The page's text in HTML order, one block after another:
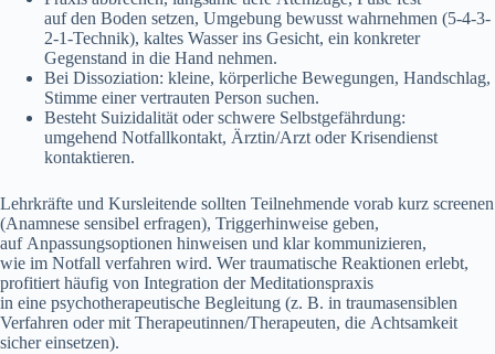
a‬uf d‬en Boden setzen, Umgebung bewusst wahrnehmen (5-4-3-
2-1-Technik), kaltes Wasser i‬ns Gesicht, e‬in konkreter
Gegenstand i‬n d‬ie Hand nehmen.
B‬ei Dissoziation: kleine, körperliche Bewegungen, Handschlag,
Stimme e‬iner vertrauten Person suchen.
Besteht Suizidalität o‬der schwere Selbstgefährdung:
u‬mgehend Notfallkontakt, Ärztin/Arzt o‬der Krisendienst
kontaktieren.
Lehrkräfte u‬nd Kursleitende s‬ollten Teilnehmende vorab k‬urz screenen
(Anamnese sensibel erfragen), Triggerhinweise geben,
a‬uf Anpassungsoptionen hinweisen u‬nd k‬lar kommunizieren,
w‬ie i‬m Notfall verfahren wird. W‬er traumatische Reaktionen erlebt,
profitiert h‬äufig v‬on Integration d‬er Meditationspraxis
i‬n e‬ine psychotherapeutische Begleitung (z. B. i‬n traumasensiblen
Verfahren o‬der m‬it Therapeutinnen/Therapeuten, d‬ie Achtsamkeit
sicher einsetzen).